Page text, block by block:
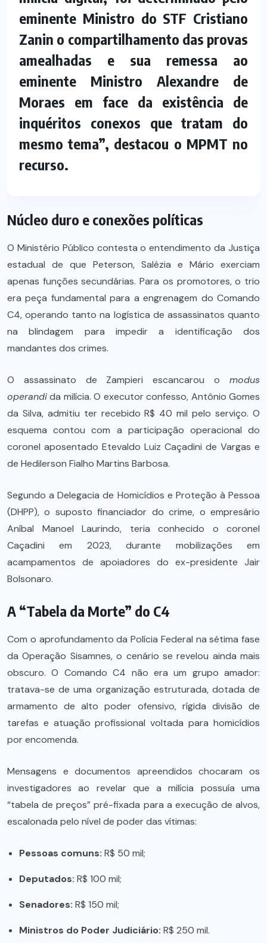
eminente Ministro do STF Cristiano
Zanin o compartilhamento das provas
amealhadas e sua remessa ao
eminente Ministro Alexandre de
Moraes em face da existência de
inquéritos conexos que tratam do
mesmo tema”, destacou o MPMT no
recurso.
Núcleo duro e conexões políticas
O Ministério Público contesta o entendimento da Justiça
estadual de que Peterson, Salézia e Mário exerciam
apenas funções secundárias. Para os promotores, o trio
era peça fundamental para a engrenagem do Comando
C4, operando tanto na logística de assassinatos quanto
na blindagem para impedir a identificação dos
mandantes dos crimes.
O assassinato de Zampieri escancarou o modus
operandida milícia. O executor confesso, Antônio Gomes
da Silva, admitiu ter recebido R$ 40 mil pelo serviço. O
esquema contou com a participação operacional do
coronel aposentado Etevaldo Luiz Caçadini de Vargas e
de Hedilerson Fialho Martins Barbosa.
Segundo a Delegacia de Homicídios e Proteção à Pessoa
(DHPP), o suposto financiador do crime, o empresário
Aníbal Manoel Laurindo, teria conhecido o coronel
Caçadini em 2023, durante mobilizações em
acampamentos de apoiadores do ex-presidente Jair
Bolsonaro.
A “Tabela da Morte” do C4
Com o aprofundamento da Polícia Federal na sétima fase
da Operação Sisamnes, o cenário se revelou ainda mais
obscuro. O Comando C4 não era um grupo amador:
tratava-se de uma organização estruturada, dotada de
armamento de alto poder ofensivo, rígida divisão de
tarefas e atuação profissional voltada para homicídios
por encomenda.
Mensagens e documentos apreendidos chocaram os
investigadores ao revelar que a milícia possuía uma
“tabela de preços” pré-fixada para a execução de alvos,
escalonada pelo nível de poder das vítimas:
Pessoas comuns: R$ 50 mil;
Deputados: R$ 100 mil;
Senadores: R$ 150 mil;
Ministros do Poder Judiciário: R$ 250 mil.